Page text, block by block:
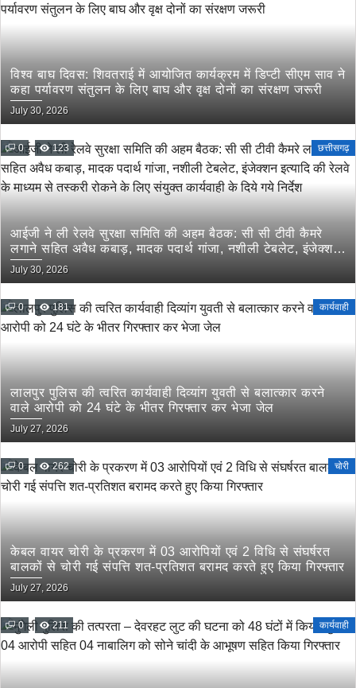
विश्व बाघ दिवस: शिवतराई में आयोजित कार्यक्रम में डिप्टी सीएम साव ने
कहा पर्यावरण संतुलन के लिए बाघ और वृक्ष दोनों का संरक्षण जरूरी
July 30, 2026
0 123 छत्तीसगढ़
आईजी ने ली रेलवे सुरक्षा समिति की अहम बैठक: सी सी टीवी कैमरे
लगाने सहित अवैध कबाड़, मादक पदार्थ गांजा, नशीली टेबलेट, इंजेक्शन
इत्यादि की रेलवे के माध्यम से तस्करी रोकने के लिए संयुक्त कार्यवाही
के दिये गये निर्देश
July 30, 2026
0 181 कार्यवाही
लालपुर पुलिस की त्वरित कार्यवाही दिव्यांग युवती से बलात्कार करने
वाले आरोपी को 24 घंटे के भीतर गिरफ्तार कर भेजा जेल
July 27, 2026
0 262 चोरी
केबल वायर चोरी के प्रकरण में 03 आरोपियों एवं 2 विधि से संघर्षरत
बालकों से चोरी गई संपत्ति शत-प्रतिशत बरामद करते हुए किया गिरफ्तार
July 27, 2026
0 211 कार्यवाही